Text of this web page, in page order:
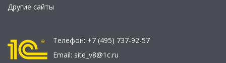
Другие сайты
Телефон: +7 (495) 737-92-57
Email: site_v8@1c.ru